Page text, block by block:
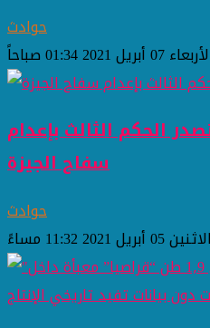
حوادث
07 أبريل 2021 01:34 صباحاً
الحكم الثالث بإعدام
سفاح الجيزة
حوادث
الاثنين 05 أبريل 2021 11:32 مساءً